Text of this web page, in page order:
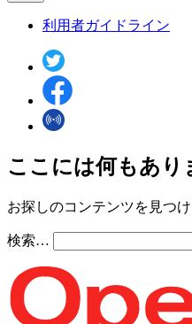
利用者ガイドライン
ここには何もあり
お探しのコンテンツを見つ
検索…